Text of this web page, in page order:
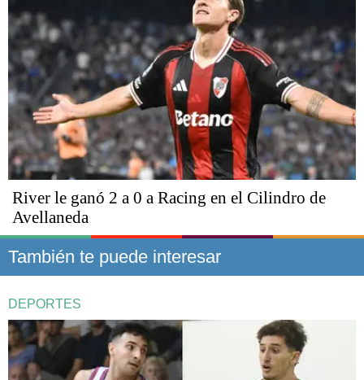
River le ganó 2 a 0 a Racing en el Cilindro de
Avellaneda
También te puede interesar
DEPORTES